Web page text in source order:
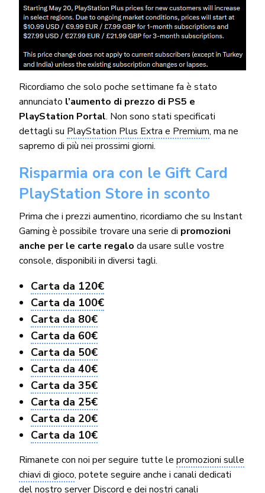
Ricordiamo che solo poche settimane fa è stato
annunciato l’aumento di prezzo di PS5 e
PlayStation Portal. Non sono stati specificati
dettagli su PlayStation Plus Extra e Premium, ma ne
sapremo di più nei prossimi giorni.
Risparmia ora con le Gift Card
PlayStation Store in sconto
Prima che i prezzi aumentino, ricordiamo che su Instant
Gaming è possibile trovare una serie di promozioni
anche per le carte regalo da usare sulle vostre
console, disponibili in diversi tagli.
Carta da 120€
Carta da 100€
Carta da 80€
Carta da 60€
Carta da 50€
Carta da 40€
Carta da 35€
Carta da 25€
Carta da 20€
Carta da 10€
Rimanete con noi per seguire tutte lepromozioni sulle
chiavi di gioco, potete seguire anche i canali dedicati
delnostro server Discord e dei nostricanali